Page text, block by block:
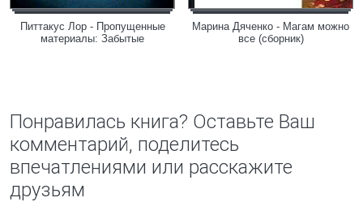
Питтакус Лор - Пропущенные
материалы: Забытые
Марина Дяченко - Магам можно
все (сборник)
Понравилась книга? Оставьте Ваш
комментарий, поделитесь
впечатлениями или расскажите
друзьям